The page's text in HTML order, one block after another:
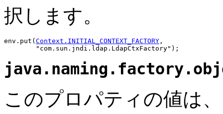
択します。
env.put(Context.INITIAL_CONTEXT_FACTORY ,
このプロパティの値は